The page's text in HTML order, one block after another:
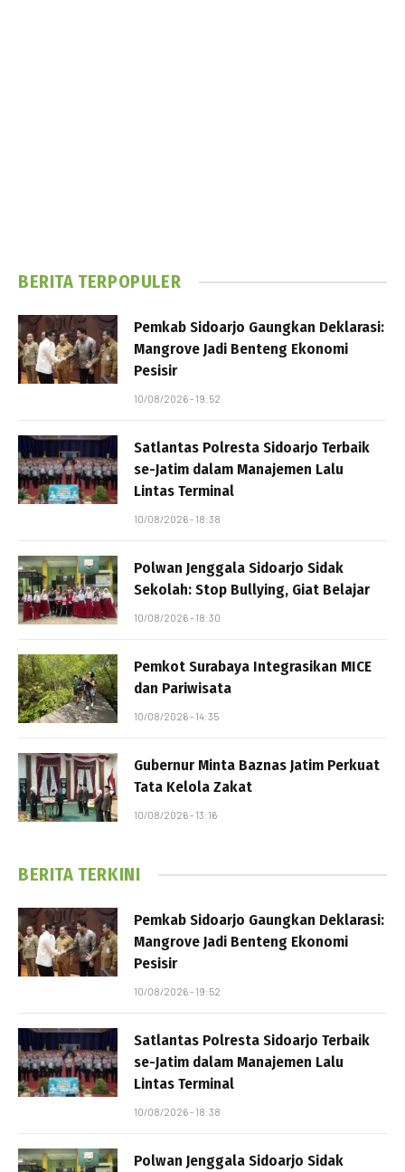
BERITA TERPOPULER
Pemkab Sidoarjo Gaungkan Deklarasi:
Mangrove Jadi Benteng Ekonomi
Pesisir
10/08/2026 - 19:52
Satlantas Polresta Sidoarjo Terbaik
se-Jatim dalam Manajemen Lalu
Lintas Terminal
10/08/2026 - 18:38
Polwan Jenggala Sidoarjo Sidak
Sekolah: Stop Bullying, Giat Belajar
10/08/2026 - 18:30
Pemkot Surabaya Integrasikan MICE
dan Pariwisata
10/08/2026 - 14:35
Gubernur Minta Baznas Jatim Perkuat
Tata Kelola Zakat
10/08/2026 - 13:16
BERITA TERKINI
Pemkab Sidoarjo Gaungkan Deklarasi:
Mangrove Jadi Benteng Ekonomi
Pesisir
10/08/2026 - 19:52
Satlantas Polresta Sidoarjo Terbaik
se-Jatim dalam Manajemen Lalu
Lintas Terminal
10/08/2026 - 18:38
Polwan Jenggala Sidoarjo Sidak